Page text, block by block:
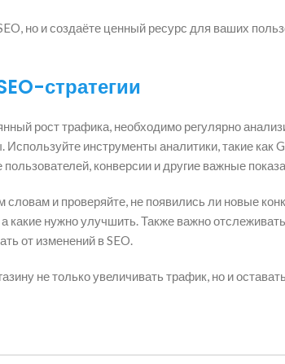
но и создаёте ценный ресурс для ваших
стратегии
рост трафика, необходимо регулярно
инструменты аналитики, такие как
конверсии и другие важные
и проверяйте, не появились ли новые
какие нужно улучшить. Также важно
от изменений в SEO.
не только увеличивать трафик, но и